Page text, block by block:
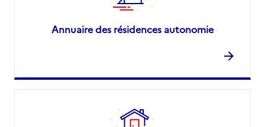
Annuaire des résidences autonomie